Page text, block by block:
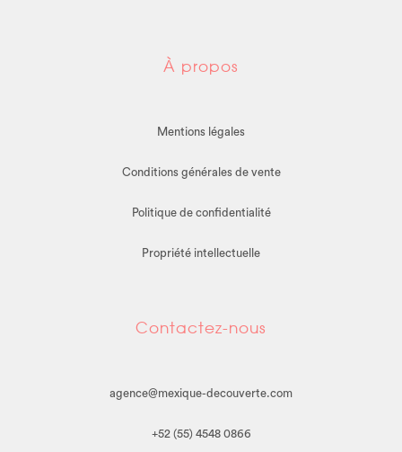
À propos
Mentions légales
Conditions générales de vente
Politique de confidentialité
Propriété intellectuelle
Contactez-nous
agence@mexique-decouverte.com
+52 (55) 4548 0866